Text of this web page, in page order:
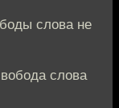
слова не
слова